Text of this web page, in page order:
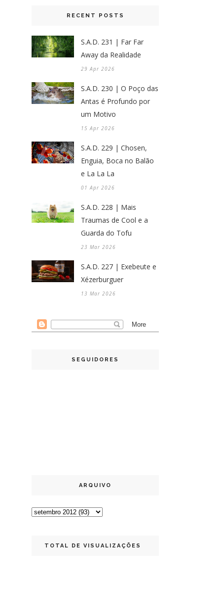
RECENT POSTS
S.A.D. 231 | Far Far
Away da Realidade
29 Apr 2026
S.A.D. 230 | O Poço das
Antas é Profundo por
um Motivo
15 Apr 2026
S.A.D. 229 | Chosen,
Enguia, Boca no Balão
e La La La
01 Apr 2026
S.A.D. 228 | Mais
Traumas de Cool e a
Guarda do Tofu
23 Mar 2026
S.A.D. 227 | Exebeute e
Xézerburguer
13 Mar 2026
SEGUIDORES
ARQUIVO
TOTAL DE VISUALIZAÇÕES